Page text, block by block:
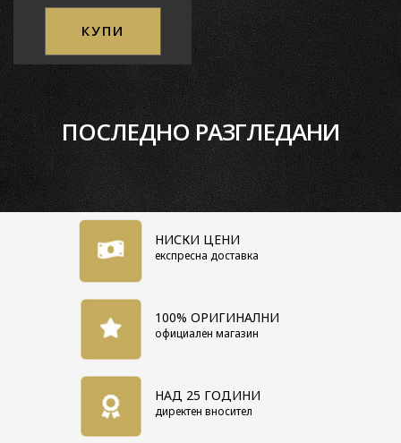
КУПИ
ПОСЛЕДНО РАЗГЛЕДАНИ
НИСКИ ЦЕНИ
експресна доставка
100% ОРИГИНАЛНИ
официален магазин
НАД 25 ГОДИНИ
директен вносител